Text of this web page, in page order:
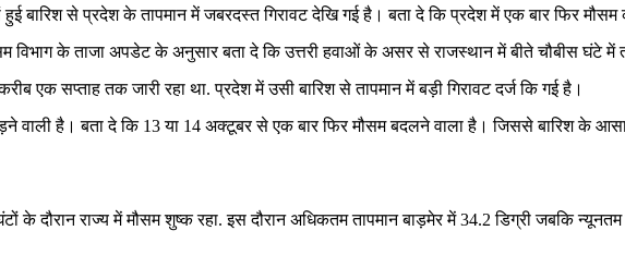
बारिश से प्रदेश के तापमान में जबरदस्त गिरावट देखि गई है। बता दे कि प्रदेश में एक बार फिर
के ताजा अपडेट के अनुसार बता दे कि उत्तरी हवाओं के असर से राजस्थान में बीते चौबीस घंटे में
एक सप्ताह तक जारी रहा था. प्रदेश में उसी बारिश से तापमान में बड़ी गिरावट दर्ज कि गई है।
वाली है। बता दे कि 13 या 14 अक्टूबर से एक बार फिर मौसम बदलने वाला है। जिससे बारिश के
दौरान राज्य में मौसम शुष्क रहा. इस दौरान अधिकतम तापमान बाड़मेर में 34.2 डिग्री जबकि न्यूनतम